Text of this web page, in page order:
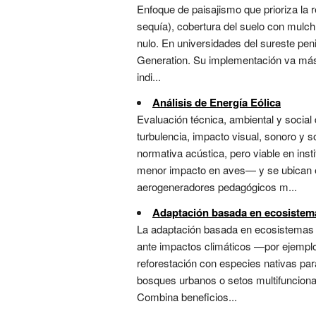
Enfoque de paisajismo que prioriza
sequía), cobertura del suelo con
nulo. En universidades del sureste
Generation. Su implementación va
indi...
Análisis de Energía Eólica
Evaluación técnica, ambiental y
turbulencia, impacto visual, sonoro y
normativa acústica, pero viable en
menor impacto en aves— y se ubican
aerogeneradores pedagógicos m...
Adaptación basada en
La adaptación basada en
ante impactos climáticos —por
reforestación con especies nativas
bosques urbanos o setos
Combina beneficios...